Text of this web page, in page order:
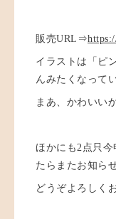
販売URL⇒
イラストは「ピ
んみたくなって
まあ、かわいい
ほかにも2点只
たらまたお知ら
どうぞよろしく